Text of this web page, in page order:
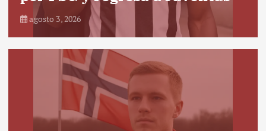
agosto 3, 2026